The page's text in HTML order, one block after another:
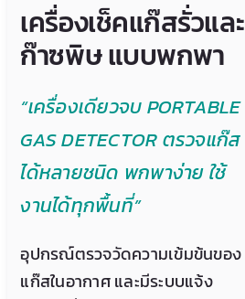
เครื่องเช็คแก๊สรั่วและ
ก๊าซพิษ แบบพกพา
“เครื่องเดียวจบ PORTABLE
GAS DETECTOR ตรวจแก๊ส
ได้หลายชนิด พกพาง่าย ใช้
งานได้ทุกพื้นที่”
อุปกรณ์ตรวจวัดความเข้มข้นของ
แก๊สในอากาศ และมีระบบแจ้ง